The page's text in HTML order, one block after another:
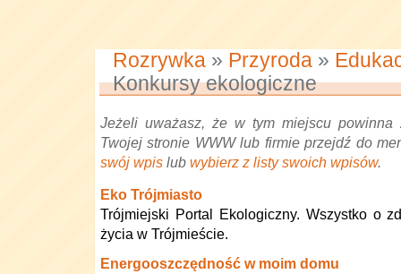
Rozrywka » Przyroda »
Konkursy ekologiczne
Jeżeli uważasz, że w tym miejscu powinna
Twojej stronie WWW lub firmie przejdź do
swój wpis lub wybierz z listy swoich wpisów.
Eko Trójmiasto
Trójmiejski Portal Ekologiczny. Wszystko o
życia w Trójmieście.
Energooszczędność w moim domu